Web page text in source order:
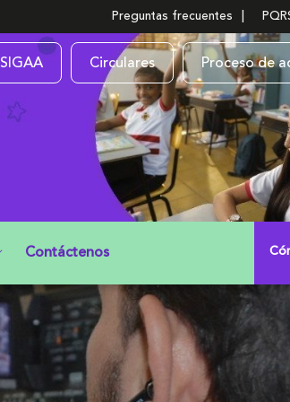
Preguntas frecuentes
Circulares Proceso de
Contáctenos